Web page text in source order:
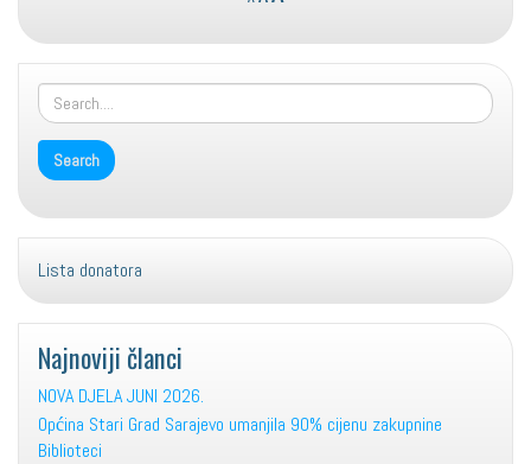
font
size.
size.
Lista donatora
Najnoviji članci
NOVA DJELA JUNI 2026.
Općina Stari Grad Sarajevo umanjila 90% cijenu zakupnine
Biblioteci